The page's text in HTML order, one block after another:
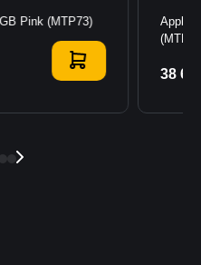
Pink (MTP73)
Apple
38